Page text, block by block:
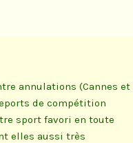
annulations (Cannes et
de compétition
sport favori en toute
elles aussi très